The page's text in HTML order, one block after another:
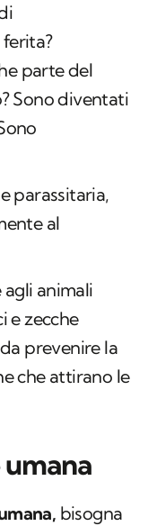
parte del
Sono diventati
parassitaria,
al
animali
e zecche
prevenire la
che attirano le
bisogna